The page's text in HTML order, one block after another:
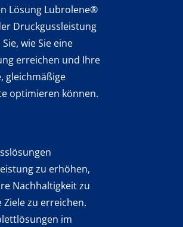
Lösung Lubrolene®
Druckgussleistung
wie Sie eine
erreichen und Ihre
gleichmäßige
optimieren können.
zu erhöhen,
Nachhaltigkeit zu
zu erreichen.
im